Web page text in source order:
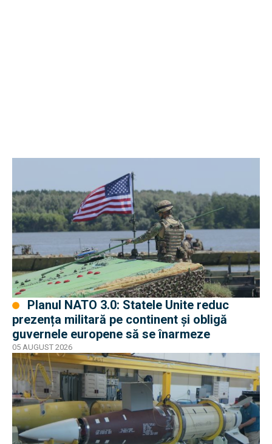
prezența militară pe continent și obligă
guvernele europene să se înarmeze
05 AUGUST 2026